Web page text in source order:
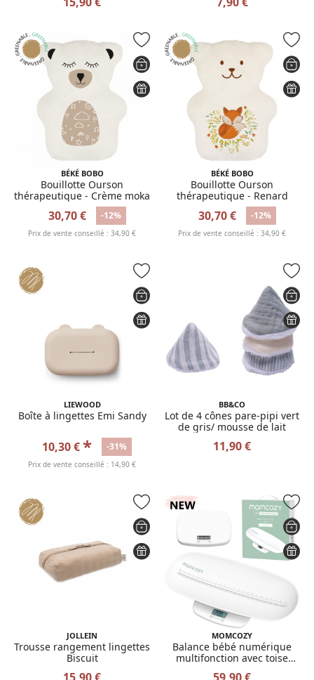
BÉKÉ BOBO
Bouillotte Ourson
thérapeutique - Crème moka
30,70 € -12%
Prix de vente conseillé : 34,90 €
BÉKÉ BOBO
Bouillotte Ourson
thérapeutique - Renard
30,70 € -12%
Prix de vente conseillé : 34,90 €
LIEWOOD
Boîte à lingettes Emi Sandy
10,30 €* -31%
Prix de vente conseillé : 14,90 €
BB&CO
Lot de 4 cônes pare-pipi vert
de gris/ mousse de lait
11,90 €
JOLLEIN
Trousse rangement lingettes
Biscuit
MOMCOZY
Balance bébé numérique
multifonction avec toise